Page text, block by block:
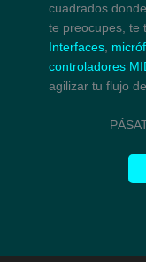
cuadrados
te preocupes, te
Interfaces,
controladores
agilizar tu flujo